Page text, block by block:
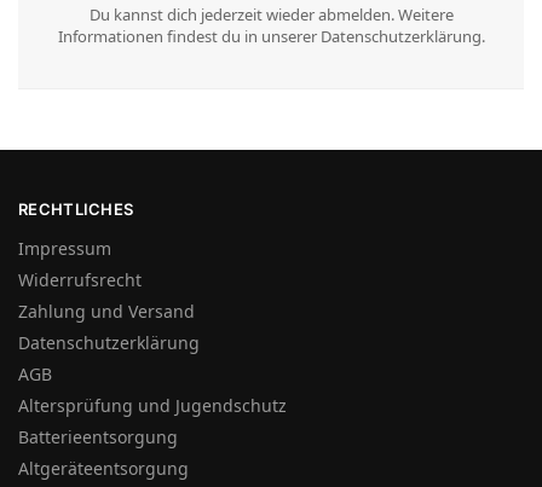
Du kannst dich jederzeit wieder abmelden. Weitere
Informationen findest du in unserer Datenschutzerklärung.
RECHTLICHES
Impressum
Widerrufsrecht
Zahlung und Versand
Datenschutzerklärung
AGB
Altersprüfung und Jugendschutz
Batterieentsorgung
Altgeräteentsorgung